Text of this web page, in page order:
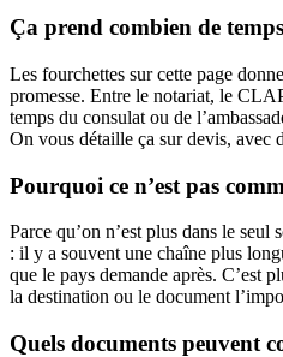
Ça prend combien de
Les fourchettes sur cette page
promesse. Entre le notariat, le
temps du consulat ou de
On vous détaille ça sur devis, avec
Pourquoi ce n’est pas
Parce qu’on n’est plus dans le seul
: il y a souvent une chaîne plus
que le pays demande après. C’est
la destination ou le document
Quels documents peuvent